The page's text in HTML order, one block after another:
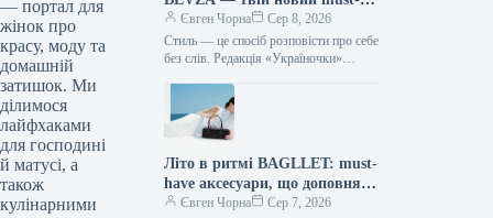
— портал для
жінок про
красу, моду та
домашній
затишок. Ми
ділимося
лайфхаками
для господині
й матусі, а
також
кулінарними
have сезону!
Євген Чорна
Сер 8, 2026
Стиль — це спосіб розповісти про себе
без слів. Редакція «Україночки»
тенденціями, і сьогодні ми
підготували…
Літо в ритмі BAGLLET: must-
have аксесуари, що доповнять
твій фешн-образ
Євген Чорна
Сер 7, 2026